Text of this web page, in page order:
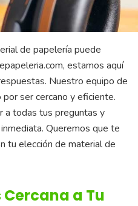
de papelería puede
estamos aquí
Nuestro equipo de
ser cercano y eficiente.
a todas tus preguntas y
Queremos que te
tu elección de material de
a Tu